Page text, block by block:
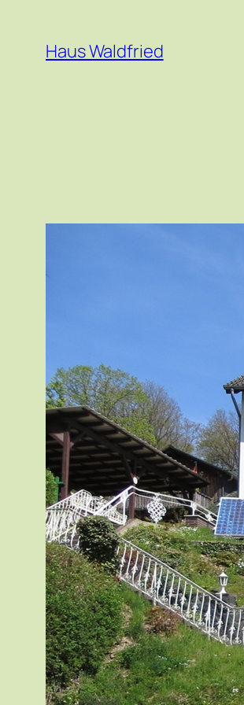
Inhalt
springen
Haus Waldfried